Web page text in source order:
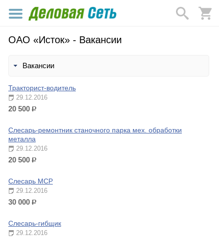
ОАО «Исток» - Вакансии
Вакансии
Тракторист-водитель
29.12.2016
20 500 р.
Слесарь-ремонтник станочного парка мех. обработки
металла
29.12.2016
20 500 р.
Слесарь МСР
29.12.2016
30 000 р.
Слесарь-гибщик
29.12.2016